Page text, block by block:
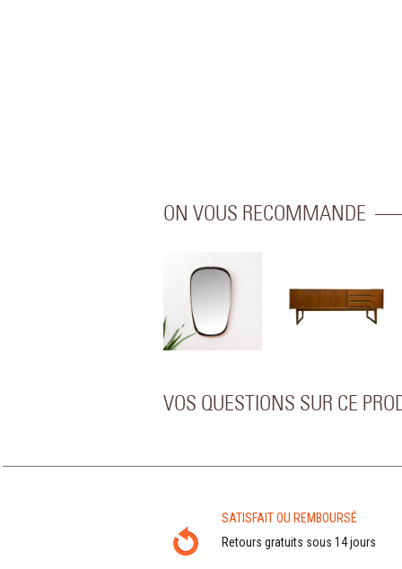
ON VOUS RECOMMANDE
VOS QUESTIONS SUR CE
SATISFAIT OU REMBOURSÉ
Retours gratuits sous 14 jours